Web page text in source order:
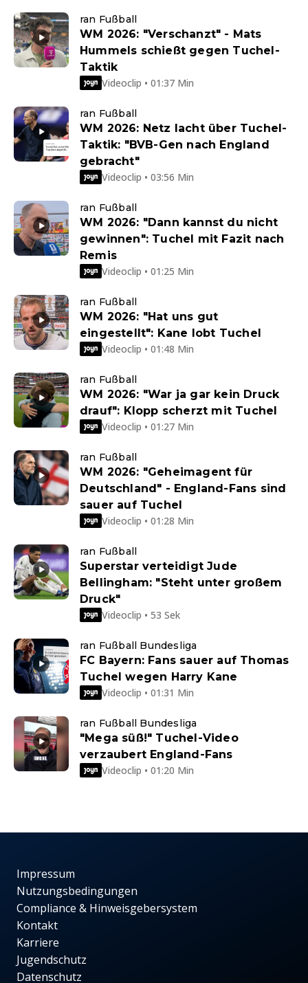
ran Fußball
WM 2026: "Verschanzt" - Mats
Hummels schießt gegen Tuchel-
Taktik
Videoclip • 01:37 Min
ran Fußball
WM 2026: Netz lacht über Tuchel-
Taktik: "BVB-Gen nach England
gebracht"
Videoclip • 03:56 Min
ran Fußball
WM 2026: "Dann kannst du nicht
gewinnen": Tuchel mit Fazit nach
Remis
Videoclip • 01:25 Min
ran Fußball
WM 2026: "Hat uns gut
eingestellt": Kane lobt Tuchel
Videoclip • 01:48 Min
ran Fußball
WM 2026: "War ja gar kein Druck
drauf": Klopp scherzt mit Tuchel
Videoclip • 01:27 Min
ran Fußball
WM 2026: "Geheimagent für
Deutschland" - England-Fans sind
sauer auf Tuchel
Videoclip • 01:28 Min
ran Fußball
Superstar verteidigt Jude
Bellingham: "Steht unter großem
Druck"
Videoclip • 53 Sek
ran Fußball Bundesliga
FC Bayern: Fans sauer auf Thomas
Tuchel wegen Harry Kane
Videoclip • 01:31 Min
ran Fußball Bundesliga
"Mega süß!" Tuchel-Video
verzaubert England-Fans
Videoclip • 01:20 Min
Impressum
Nutzungsbedingungen
Compliance & Hinweisgebersystem
Kontakt
Karriere
Jugendschutz
Datenschutz